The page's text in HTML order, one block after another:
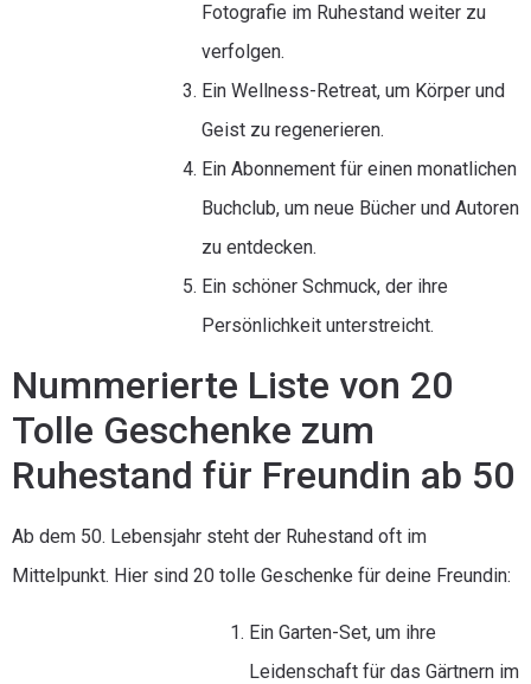
Fotografie im Ruhestand weiter zu
verfolgen.
Ein Wellness-Retreat, um Körper und
Geist zu regenerieren.
Ein Abonnement für einen monatlichen
Buchclub, um neue Bücher und Autoren
zu entdecken.
Ein schöner Schmuck, der ihre
Persönlichkeit unterstreicht.
Nummerierte Liste von 20
Tolle Geschenke zum
Ruhestand für Freundin ab 50
Ab dem 50. Lebensjahr steht der Ruhestand oft im
Mittelpunkt. Hier sind 20 tolle Geschenke für deine Freundin:
Ein Garten-Set, um ihre
Leidenschaft für das Gärtnern im